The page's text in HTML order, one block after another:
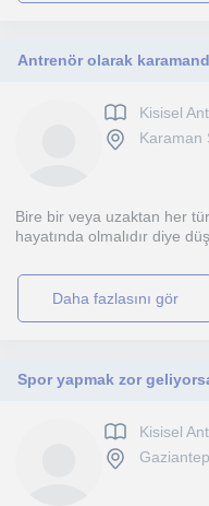
Kisisel
Karaman
Bire bir veya uzaktan her
hayatında olmalıdır diye
daha fazlasını gör
Kisisel